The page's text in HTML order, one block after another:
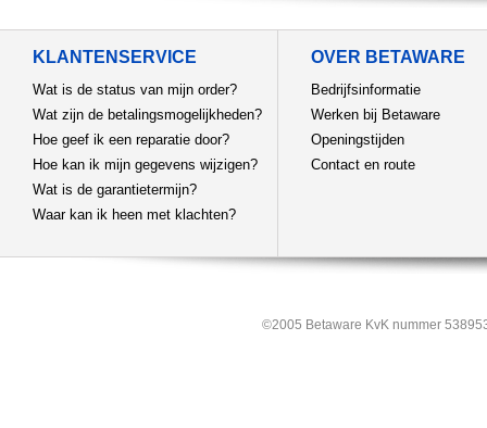
KLANTENSERVICE
Wat is de status van mijn order?
Wat zijn de betalingsmogelijkheden?
Hoe geef ik een reparatie door?
Hoe kan ik mijn gegevens wijzigen?
Wat is de garantietermijn?
Waar kan ik heen met klachten?
OVER BETAWARE
Bedrijfsinformatie
Werken bij Betaware
Openingstijden
Contact en route
©2005 Betaware KvK nummer